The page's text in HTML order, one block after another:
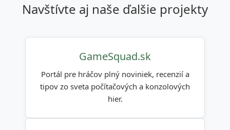
navštívte aj naše ďalšie projekty
GameSquad.sk
Portál pre hráčov plný noviniek, recenzií a
tipov zo sveta počítačových a konzolových
hier.